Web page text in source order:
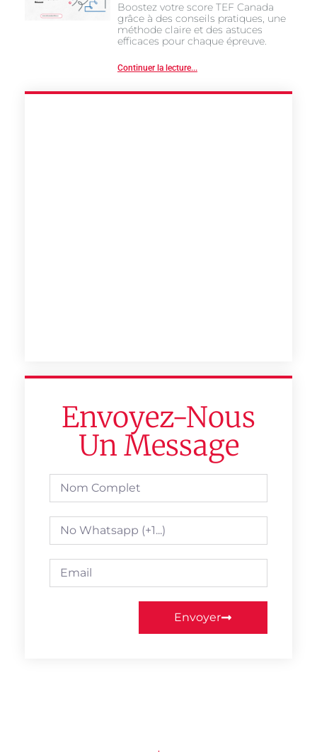
Boostez votre score TEF Canada
grâce à des conseils pratiques, une
méthode claire et des astuces
efficaces pour chaque épreuve.
Continuer la lecture...
Envoyez-Nous
Un Message
Envoyer